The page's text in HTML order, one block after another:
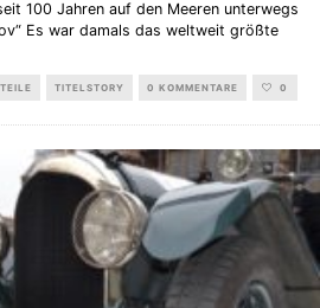
100 Jahren auf den Meeren unterwegs
Es war damals das weltweit größte
TITELSTORY 0 KOMMENTARE 0